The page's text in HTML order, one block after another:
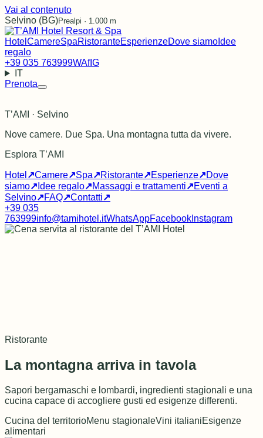
Vai al contenuto
Selvino (BG)Prealpi · 1.000 m
Hotel CamereSpaRistoranteEsperienzeDove siamo Idee
regalo
+39 035 763999WAfIG
IT
Prenota
T’AMI · Selvino
Nove camere. Due Spa. Una montagna tutta da vivere.
Esplora T’AMI
Hotel ↗Camere↗Spa↗Ristorante↗Esperienze↗Dove
siamo↗ Idee regalo↗Massaggi e trattamenti↗Eventi a
Selvino↗FAQ↗Contatti↗
+39 035
763999info@tamihotel.itWhatsAppFacebook Instagram
Ristorante
La montagna arriva in tavola
Sapori bergamaschi e lombardi, ingredienti stagionali e una
cucina capace di accogliere gusti ed esigenze differenti.
Cucina del territorioMenu stagionaleVini italianiEsigenze
alimentari